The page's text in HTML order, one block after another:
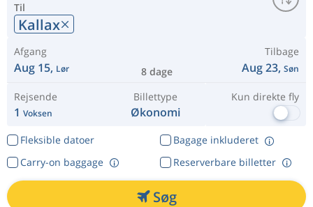
Til
Kallax
Afgang
Aug 15, Lør 8 dage
Tilbage
Aug 23, Søn
Rejsende
1 Voksen
Billettype
Økonomi
Kun direkte fly
Fleksible datoer
Bagage inkluderet
Reserverbare billetter
Carry-on baggage
Søg